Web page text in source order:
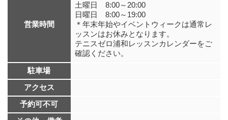
営業時間
土曜日 8:00～20:00
日曜日 8:00～19:00
＊年末年始やイベントウィークは通常レ
ッスンはお休みとなります。
テニスゼロ浦和レッスンカレンダーをご
確認ください。
駐車場
アクセス
予約可不可